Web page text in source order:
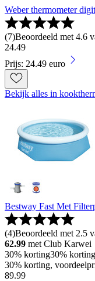
Weber thermometer
(7)Beoordeeld met 4.6
24.49
Prijs: 24.49 euro
Bekijk alles in
Bestway Fast Met
(4)Beoordeeld met 2.5
62.99 met Club Karwei
30% korting30% korting
30% korting,
89.99